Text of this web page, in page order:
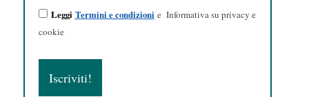
Leggi Termini e condizionie Informativa su privacy e
cookie